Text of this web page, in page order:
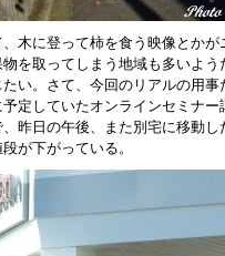
木に登って柿を食う映像とか
を取ってしまう地域も多いよ
い。さて、今回のリアルの用
定していたオンラインセミナ
昨日の午後、また別宅に移動
が下がっている。